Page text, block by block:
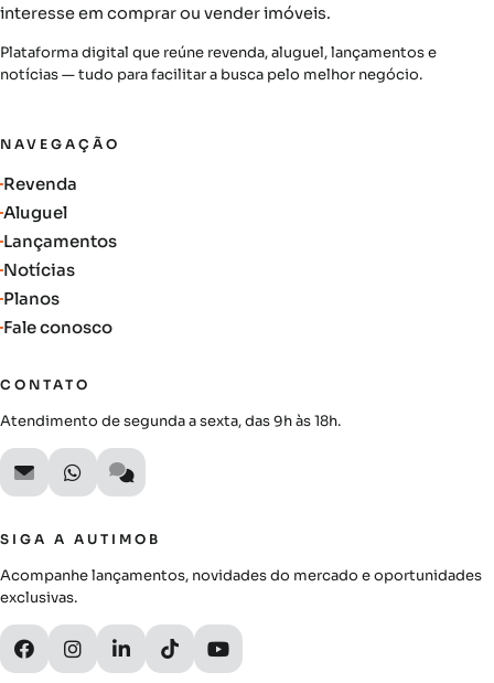
interesse em comprar ou vender imóveis.
Plataforma digital que reúne revenda, aluguel, lançamentos e
notícias — tudo para facilitar a busca pelo melhor negócio.
NAVEGAÇÃO
Revenda
Aluguel
Lançamentos
Notícias
Planos
Fale conosco
CONTATO
Atendimento de segunda a sexta, das 9h às 18h.
SIGA A AUTIMOB
Acompanhe lançamentos, novidades do mercado e oportunidades
exclusivas.